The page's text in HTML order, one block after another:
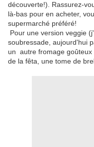
découverte!). Rassurez-
là-bas pour en acheter,
supermarché préféré!
Pour une version veggie
soubressade, aujourd'hui
un autre fromage goûteux
de la fêta, une tome de